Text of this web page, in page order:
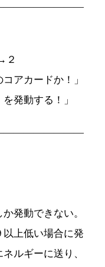
２
アカードか！」
発動する！」
発動できない。
上低い場合に発
ルギーに送り、